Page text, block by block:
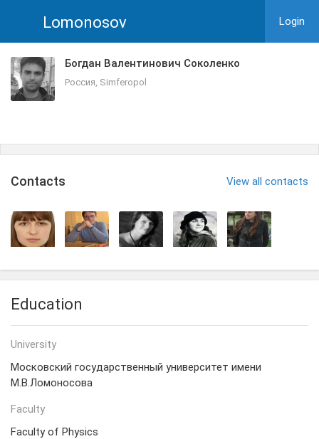
Lomonosov Login
Богдан Валентинович Соколенко
Россия, Simferopol
Сontacts View all contacts
Education
University
Московский государственный университет имени
М.В.Ломоносова
Faculty
Faculty of Physics